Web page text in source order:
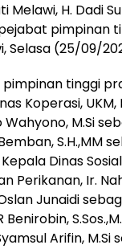
Melawi, H. Dadi
pimpinan
Selasa (25/09/
pimpinan tinggi
Koperasi,
Wahyono, M.Si
S.H.,MM
Dinas
Perikanan, Ir.
Junaidi
Benirobin,
Arifin,